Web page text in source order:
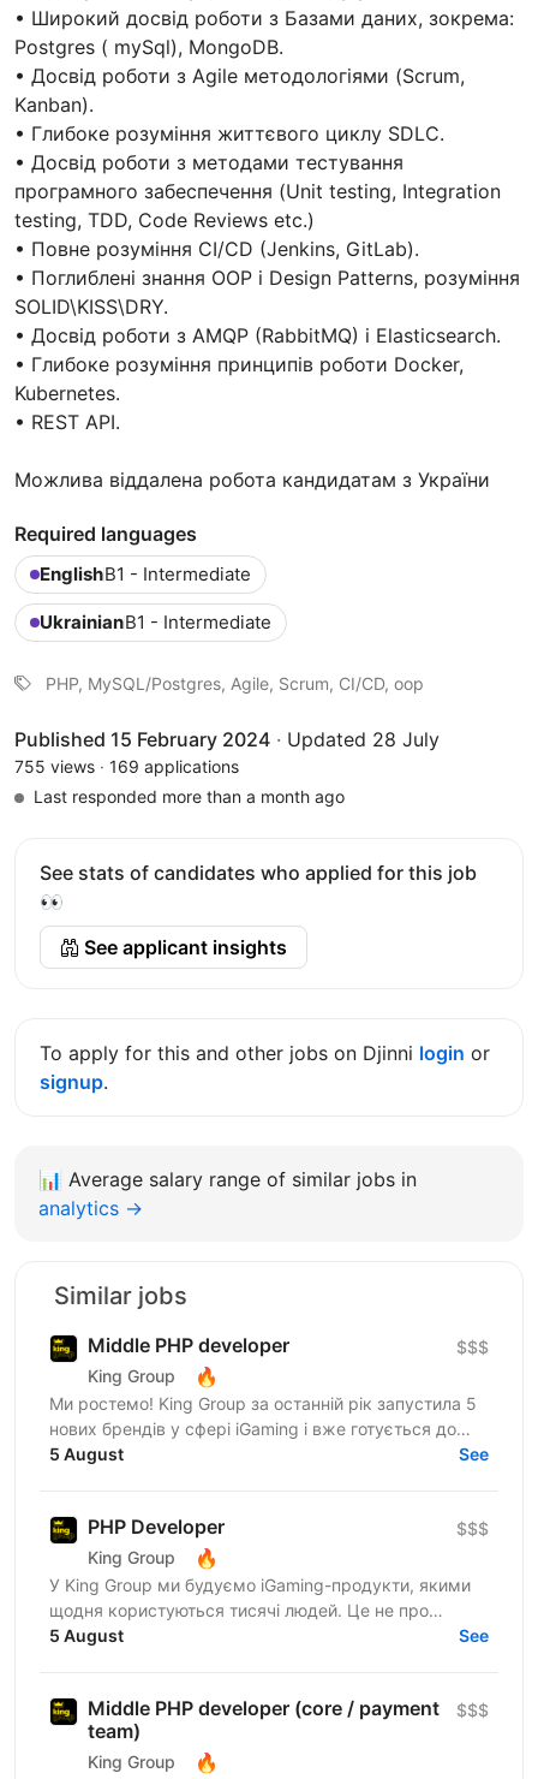
• Широкий досвід роботи з Базами даних, зокрема:
Postgres ( mySql), MongoDB.
• Досвід роботи з Agile методологіями (Scrum,
Kanban).
• Глибоке розуміння життєвого циклу SDLC.
• Досвід роботи з методами тестування
програмного забеспечення (Unit testing, Integration
testing, TDD, Code Reviews etc.)
• Повне розуміння CI/CD (Jenkins, GitLab).
• Поглиблені знання OOP і Design Patterns, розуміння
SOLID\KISS\DRY.
• Досвід роботи з AMQP (RabbitMQ) і Elasticsearch.
• Глибоке розуміння принципів роботи Docker,
Kubernetes.
• REST API.
Можлива віддалена робота кандидатам з України
Required languages
EnglishB1 - Intermediate
UkrainianB1 - Intermediate
PHP, MySQL/Postgres, Agile, Scrum, CI/CD, oop
Published 15 February 2024 · Updated 28 July
755 views · 169 applications
Last responded more than a month ago
See stats of candidates who applied for this job
👀
See applicant insights
To apply for this and other jobs on Djinni login or
signup.
📊 Average salary range of similar jobs in
analytics →
Similar jobs
Middle PHP developer
King Group 🔥
$$$
Ми ростемо! King Group за останній рік запустила 5
нових брендів у сфері iGaming і вже готується до
запуску ще кількох. Саме тому ми шукаємо PHP...
5 August See
PHP Developer
King Group 🔥
$$$
У King Group ми будуємо iGaming-продукти, якими
щодня користуються тисячі людей. Це не про
«підтримку легасі» — це про складну логіку, high-
5 August See
Middle PHP developer (core / payment
team)
King Group 🔥
$$$